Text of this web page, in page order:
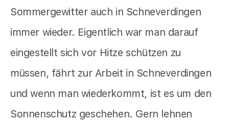
Sommergewitter auch in Schneverdingen
immer wieder. Eigentlich war man darauf
eingestellt sich vor Hitze schützen zu
müssen, fährt zur Arbeit in Schneverdingen
und wenn man wiederkommt, ist es um den
Sonnenschutz geschehen. Gern lehnen